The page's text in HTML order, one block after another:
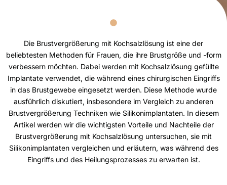
Die Brustvergrößerung mit Kochsalzlösung ist eine der
beliebtesten Methoden für Frauen, die ihre Brustgröße und -form
verbessern möchten. Dabei werden mit Kochsalzlösung gefüllte
Implantate verwendet, die während eines chirurgischen Eingriffs
in das Brustgewebe eingesetzt werden. Diese Methode wurde
ausführlich diskutiert, insbesondere im Vergleich zu anderen
Brustvergrößerung Techniken wie Silikonimplantaten. In diesem
Artikel werden wir die wichtigsten Vorteile und Nachteile der
Brustvergrößerung mit Kochsalzlösung untersuchen, sie mit
Silikonimplantaten vergleichen und erläutern, was während des
Eingriffs und des Heilungsprozesses zu erwarten ist.